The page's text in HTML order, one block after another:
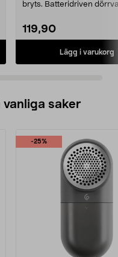
bryts. Batteridriven
119,90
Lägg i varukorg
saker
-25%